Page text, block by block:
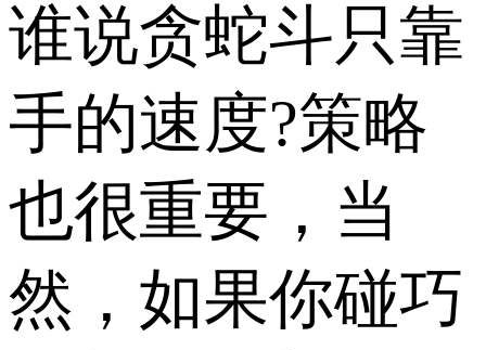
谁说贪蛇斗只靠
手的速度?策略
也很重要，当
然，如果你碰巧